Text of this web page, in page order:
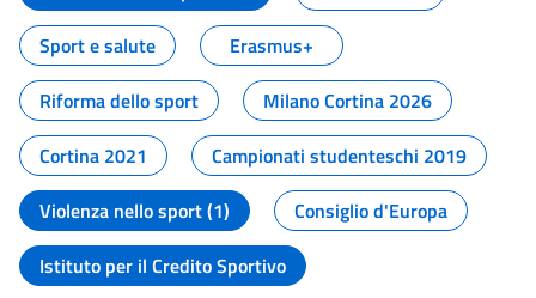
Sport e salute
Erasmus+
Riforma dello sport
Milano Cortina 2026
Cortina 2021
Campionati studenteschi 2019
Violenza nello sport (1)
Consiglio d'Europa
Istituto per il Credito Sportivo